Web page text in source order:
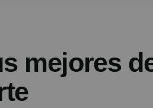
mejores